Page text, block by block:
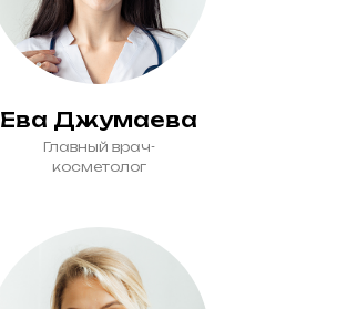
Ева Джумаева
Главный врач-
косметолог